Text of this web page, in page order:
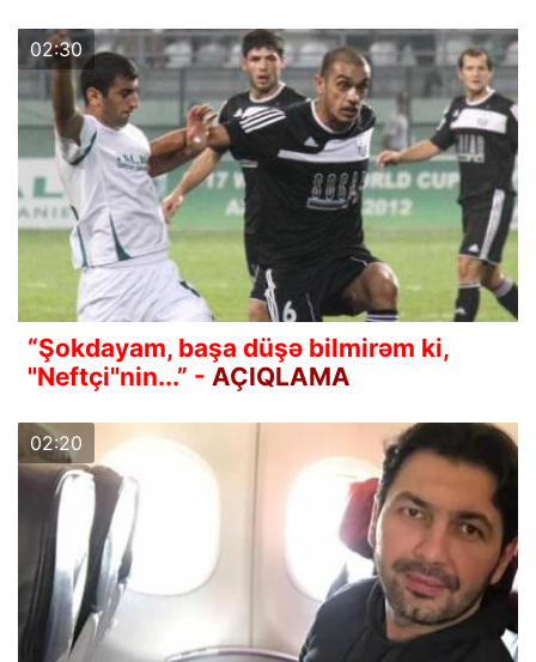
02:30
“Şokdayam, başa düşə bilmirəm ki,
"Neftçi"nin...” - AÇIQLAMA
02:20